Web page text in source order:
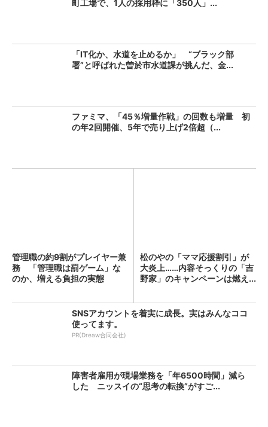
町工場で、1人の採用枠に「350人」...
「IT化か、水道を止めるか」 “ブラック部
署”と呼ばれた曽於市水道課が挑んだ、金...
ファミマ、「45％増量作戦」の回数も増量 初
の年2回開催、5年で売り上げ2倍超（...
管理職の約9割がプレイヤー兼
務 「管理職は罰ゲーム」な
のか、増える負担の実態
松のやの「ママ応援割引」が
大炎上……内容そっくりの「吉
野家」のキャンペーンは燃え...
SNSアカウントを着実に成長。実はみんなココ
使ってます。
PR(Dreaw合同会社)
障害者雇用が現場業務を「年6500時間」減ら
した ニッスイの“思考の転換”がすご...